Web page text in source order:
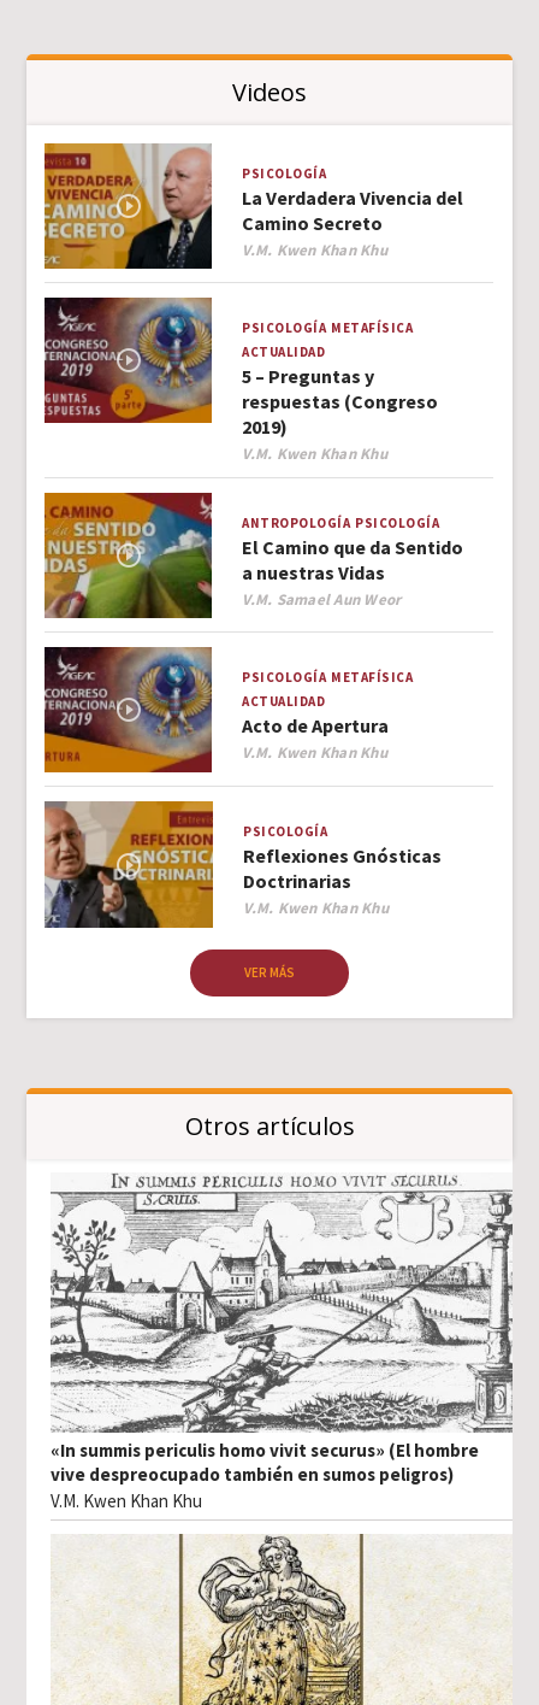
Videos
PSICOLOGÍA
La Verdadera Vivencia del
Camino Secreto
Author
V.M. Kwen Khan Khu
PSICOLOGÍA METAFÍSICA
ACTUALIDAD
5 – Preguntas y
respuestas (Congreso
2019)
Author
V.M. Kwen Khan Khu
ANTROPOLOGÍA PSICOLOGÍA
El Camino que da Sentido
a nuestras Vidas
Author
V.M. Samael Aun Weor
PSICOLOGÍA METAFÍSICA
ACTUALIDAD
Acto de Apertura
Author
V.M. Kwen Khan Khu
PSICOLOGÍA
Reflexiones Gnósticas
Doctrinarias
Author
V.M. Kwen Khan Khu
VER MÁS
Otros artículos
«In summis periculis homo vivit securus» (El hombre
vive despreocupado también en sumos peligros)
V.M. Kwen Khan Khu